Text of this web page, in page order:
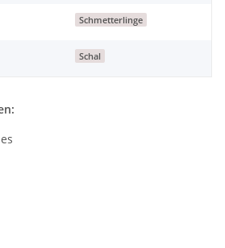
Schmetterlinge
Schal